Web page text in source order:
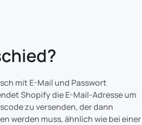
mit E-Mail und Passwort
Shopify die E-Mail-Adresse um
zu versenden, der dann
werden muss, ähnlich wie bei einer